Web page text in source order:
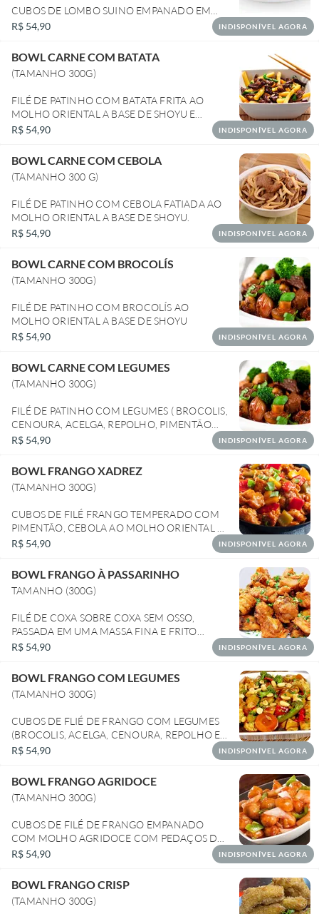
CUBOS DE LOMBO SUINO EMPANADO EM
MASSA ESPECIAL SUPER CROCANTE.
R$ 54,90 INDISPONÍVEL AGORA
BOWL CARNE COM BATATA
(TAMANHO 300G)
FILÉ DE PATINHO COM BATATA FRITA AO
MOLHO ORIENTAL A BASE DE SHOYU E
CEBOLINHA SALTEADA.
R$ 54,90 INDISPONÍVEL AGORA
BOWL CARNE COM CEBOLA
(TAMANHO 300 G)
FILÉ DE PATINHO COM CEBOLA FATIADA AO
MOLHO ORIENTAL A BASE DE SHOYU.
R$ 54,90
INDISPONÍVEL AGORA
BOWL CARNE COM BROCOLÍS
(TAMANHO 300G)
FILÉ DE PATINHO COM BROCOLÍS AO
MOLHO ORIENTAL A BASE DE SHOYU
R$ 54,90
INDISPONÍVEL AGORA
BOWL CARNE COM LEGUMES
(TAMANHO 300G)
FILÉ DE PATINHO COM LEGUMES ( BROCOLIS,
CENOURA, ACELGA, REPOLHO, PIMENTÃO
AO MOLHO ORIENTAL A BASE DE SHOYU)
R$ 54,90 INDISPONÍVEL AGORA
BOWL FRANGO XADREZ
(TAMANHO 300G)
CUBOS DE FILÉ FRANGO TEMPERADO COM
PIMENTÃO, CEBOLA AO MOLHO ORIENTAL A
BASE DE SHOYU
R$ 54,90 INDISPONÍVEL AGORA
BOWL FRANGO À PASSARINHO
TAMANHO (300G)
FILÉ DE COXA SOBRE COXA SEM OSSO,
PASSADA EM UMA MASSA FINA E FRITO
SUPER CRONCANTE POR FORA E MACIO POR
R$ 54,90 INDISPONÍVEL AGORA
BOWL FRANGO COM LEGUMES
(TAMANHO 300G)
CUBOS DE FLIÉ DE FRANGO COM LEGUMES
(BROCOLIS, ACELGA, CENOURA, REPOLHO E
PIMENTÃO AO MOLHO ORIENTAL A BASE DE
R$ 54,90 INDISPONÍVEL AGORA
BOWL FRANGO AGRIDOCE
(TAMANHO 300G)
CUBOS DE FILÉ DE FRANGO EMPANADO
COM MOLHO AGRIDOCE COM PEDAÇOS DE
PIMENTÃO, CEBOLA E ABACAXI
R$ 54,90 INDISPONÍVEL AGORA
BOWL FRANGO CRISP
(TAMANHO 300G)